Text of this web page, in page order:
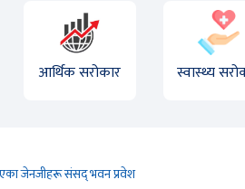
आर्थिक सरोकार स्वास्थ्य
जेनजीहरू संसद् भवन प्रवेश